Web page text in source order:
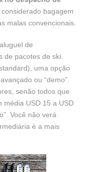
considerado bagagem
malas convencionais.
de
de pacotes de ski.
uma opção
ou “demo”.
senão todos que
média USD 15 a USD
Você não verá
é a mais